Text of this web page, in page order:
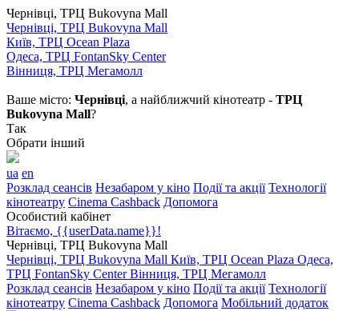
Чернівці, ТРЦ Bukovyna Mall
Чернівці, ТРЦ Bukovyna Mall
Київ, ТРЦ Ocean Plaza
Одеса, ТРЦ FontanSky Center
Вінниця, ТРЦ Мегамолл
Ваше місто: Чернівці, а найближчий кінотеатр - ТРЦ
Bukovyna Mall?
Так
Обрати інший
ua en
Розклад сеансів Незабаром у кіно Події та акції Технології
кінотеатру Cinema Cashback Допомога
Особистий кабінет
Вітаємо, {{userData.name}}!
Чернівці, ТРЦ Bukovyna Mall
Чернівці, ТРЦ Bukovyna Mall Київ, ТРЦ Ocean Plaza Одеса,
ТРЦ FontanSky CenterВінниця, ТРЦ Мегамолл
Розклад сеансів Незабаром у кіно Події та акції Технології
кінотеатру Cinema Cashback Допомога Мобільний додаток